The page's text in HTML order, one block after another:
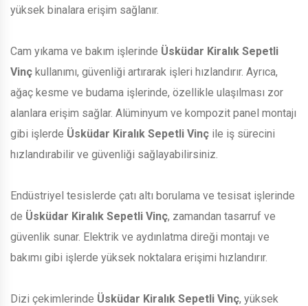
yüksek binalara erişim sağlanır.
Cam yıkama ve bakım işlerinde Üsküdar Kiralık Sepetli
Vinç kullanımı, güvenliği artırarak işleri hızlandırır. Ayrıca,
ağaç kesme ve budama işlerinde, özellikle ulaşılması zor
alanlara erişim sağlar. Alüminyum ve kompozit panel montajı
gibi işlerde Üsküdar Kiralık Sepetli Vinç ile iş sürecini
hızlandırabilir ve güvenliği sağlayabilirsiniz.
Endüstriyel tesislerde çatı altı borulama ve tesisat işlerinde
de Üsküdar Kiralık Sepetli Vinç, zamandan tasarruf ve
güvenlik sunar. Elektrik ve aydınlatma direği montajı ve
bakımı gibi işlerde yüksek noktalara erişimi hızlandırır.
Dizi çekimlerinde Üsküdar Kiralık Sepetli Vinç, yüksek